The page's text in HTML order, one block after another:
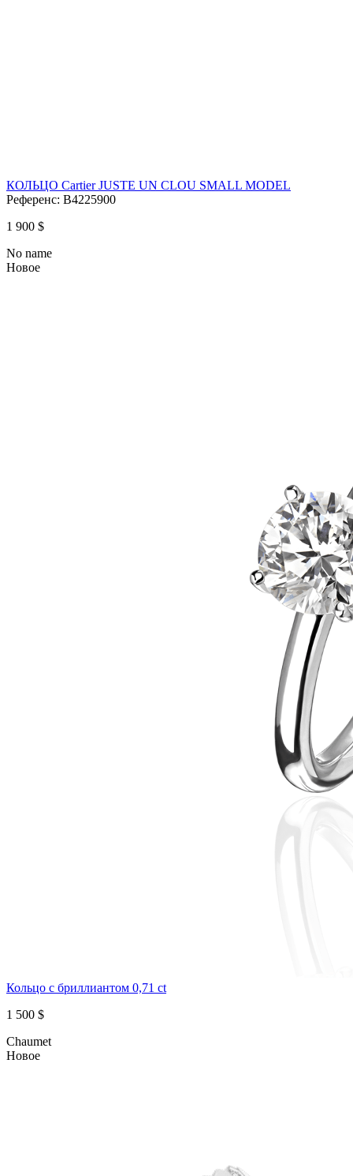
КОЛЬЦО Cartier JUSTE UN CLOU SMALL MODEL
Референс: B4225900
1 900 $
No name
Новое
Кольцо с бриллиантом 0,71 ct
1 500 $
Chaumet
Новое